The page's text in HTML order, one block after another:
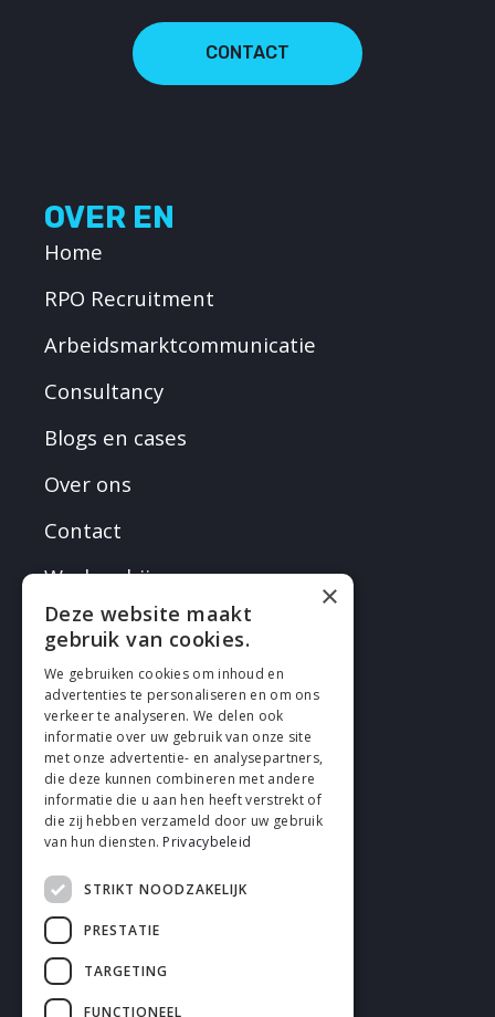
CONTACT
OVER EN
Home
RPO Recruitment
Arbeidsmarktcommunicatie
Consultancy
Blogs en cases
Over ons
Contact
Werken bij
VOLG EN
Cookies
Privacy
Disclaimer
×
Deze website maakt
gebruik van cookies.
We gebruiken cookies om inhoud en
advertenties te personaliseren en om ons
verkeer te analyseren. We delen ook
informatie over uw gebruik van onze site
met onze advertentie- en analysepartners,
die deze kunnen combineren met andere
informatie die u aan hen heeft verstrekt of
die zij hebben verzameld door uw gebruik
van hun diensten. Privacybeleid
STRIKT NOODZAKELIJK
PRESTATIE
TARGETING
FUNCTIONEEL